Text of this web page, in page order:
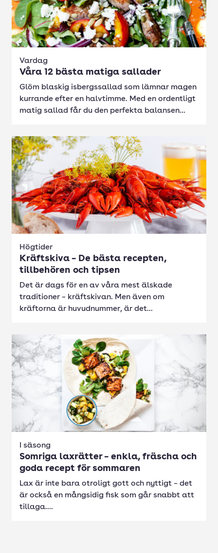
Vardag
Våra 12 bästa matiga sallader
Glöm blaskig isbergssallad som lämnar magen
kurrande efter en halvtimme. Med en ordentligt
matig sallad får du den perfekta balansen...
Högtider
Kräftskiva – De bästa recepten,
tillbehören och tipsen
Det är dags för en av våra mest älskade
traditioner – kräftskivan. Men även om
kräftorna är huvudnummer, är det...
I säsong
Somriga laxrätter – enkla, fräscha och
goda recept för sommaren
Lax är inte bara otroligt gott och nyttigt – det
är också en mångsidig fisk som går snabbt att
tillaga....